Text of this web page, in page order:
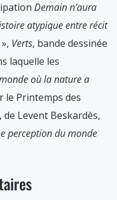
Demain n’aura
atypique entre récit
», Verts, bande dessinée
laquelle les
où la nature a
le Printemps des
, de Levent Beskardès,
perception du monde